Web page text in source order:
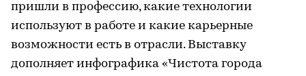
пришли в профессию, какие технологии
используют в работе и какие карьерные
возможности есть в отрасли. Выставку
дополняет инфографика «Чистота города